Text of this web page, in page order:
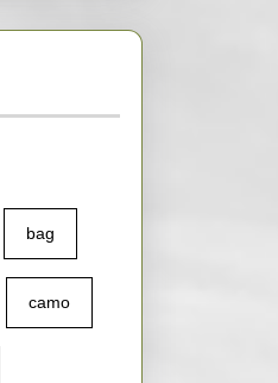
bag
camo